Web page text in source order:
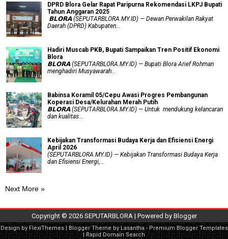
DPRD Blora Gelar Rapat Paripurna Rekomendasi LKPJ Bupati
Tahun Anggaran 2025
‎ 𝗕𝗟𝗢𝗥𝗔 (SEPUTARBLORA.MY.ID) — Dewan Perwakilan Rakyat
Daerah (DPRD) Kabupaten...
Hadiri Muscab PKB, Bupati Sampaikan Tren Positif Ekonomi
Blora
𝗕𝗟𝗢𝗥𝗔 (SEPUTARBLORA.MY.ID) — Bupati Blora Arief Rohman
menghadiri Musyawarah...
Babinsa Koramil 05/Cepu Awasi Progres Pembangunan
Koperasi Desa/Kelurahan Merah Putih
𝗕𝗟𝗢𝗥𝗔 (SEPUTARBLORA.MY.ID) — Untuk mendukung kelancaran
dan kualitas...
Kebijakan Transformasi Budaya Kerja dan Efisiensi Energi
April 2026
(SEPUTARBLORA.MY.ID) — Kebijakan Transformasi Budaya Kerja
dan Efisiensi Energi,...
Next More »
Copyright © 2026 SEPUTARBLORA | Powered by Blogger
Design by FlexiThemes| Blogger Theme by Lasantha -Premium Blogger Templates
|Rapid Domain Search